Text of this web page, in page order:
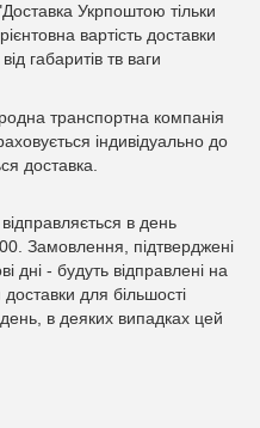
Укрпоштою тільки
вартість доставки
габаритів тв ваги
транспортна компанія
індивідуально до
доставка.
в день
Замовлення, підтверджені
дні - будуть відправлені на
для більшості
в деяких випадках цей